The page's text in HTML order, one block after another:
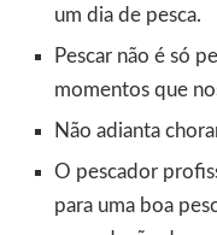
um dia de pesca.
Pescar não é só
momentos que
Não adianta
O pescador
para uma boa